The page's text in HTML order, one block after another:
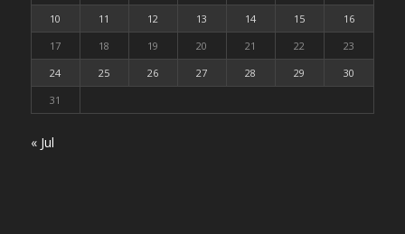
10
11 12 13 14 15
16
17
18 19 20 21 22
23
24
25 26 27 28 29
30
31
« Jul